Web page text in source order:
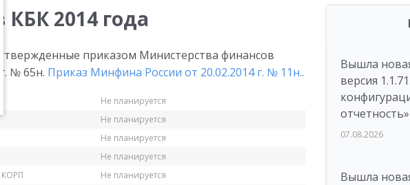
2014 года
приказом Министерства финансов
№ 65н. Приказ Минфина России от 20.02.2014 г. № 11н..
Не планируется
Не планируется
Не планируется
Не планируется
КОРП
Не планируется
Вышла
версия
отчетность»
07.08.2026
Вышла